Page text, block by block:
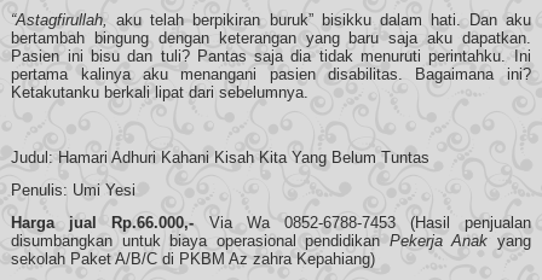
“Astagfirullah,aku telah berpikiran buruk” bisikku dalam hati. Dan aku
bertambah bingung dengan keterangan yang baru saja aku dapatkan.
Pasien ini bisu dan tuli? Pantas saja dia tidak menuruti perintahku. Ini
pertama kalinya aku menangani pasien disabilitas. Bagaimana ini?
Ketakutanku berkali lipat dari sebelumnya.
Judul: Hamari Adhuri Kahani Kisah Kita Yang Belum Tuntas
Penulis: Umi Yesi
Harga jual Rp.66.000,- Via Wa 0852-6788-7453 (Hasil penjualan
disumbangkan untuk biaya operasional pendidikan Pekerja Anak yang
sekolah Paket A/B/C di PKBM Az zahra Kepahiang)